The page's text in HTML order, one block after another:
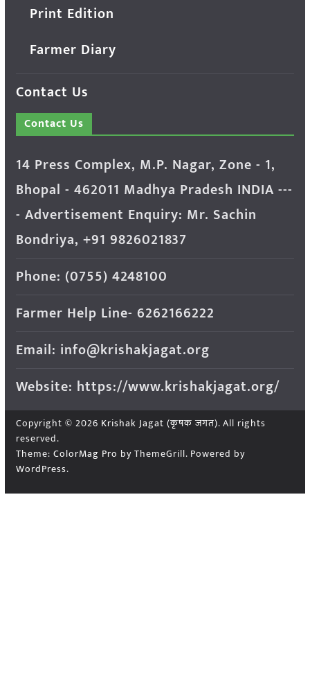
Print Edition
Farmer Diary
Contact Us
Contact Us
14 Press Complex, M.P. Nagar, Zone - 1,
Bhopal - 462011 Madhya Pradesh INDIA ---
- Advertisement Enquiry: Mr. Sachin
Bondriya, +91 9826021837
Phone: (0755) 4248100
Farmer Help Line- 6262166222
Email: info@krishakjagat.org
Website: https://www.krishakjagat.org/
Copyright © 2026 Krishak Jagat (कृषक जगत). All rights
reserved.
Theme: ColorMag Pro by ThemeGrill. Powered by
WordPress.